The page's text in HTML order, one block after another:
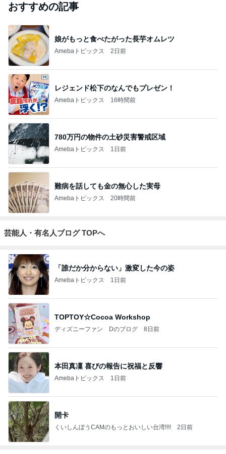
おすすめの記事
娘がもっと食べたがった長芋オムレツ
Amebaトピックス 2日前
レジェンド松下のなんでもプレゼン！
Amebaトピックス 16時間前
780万円の物件の土砂災害警戒区域
Amebaトピックス 1日前
難病を話しても金の無心した実母
Amebaトピックス 20時間前
芸能人・有名人ブログ TOPへ
「誰だか分からない」激変した今の姿
Amebaトピックス 1日前
TOPTOY☆Cocoa Workshop
ディズニーファン Dのブログ 8日前
本田真凜 喜びの報告に祝福と反響
Amebaトピックス 1日前
開卡
くいしんぼうCAMのもっとおいしい台湾!!!! 2日前